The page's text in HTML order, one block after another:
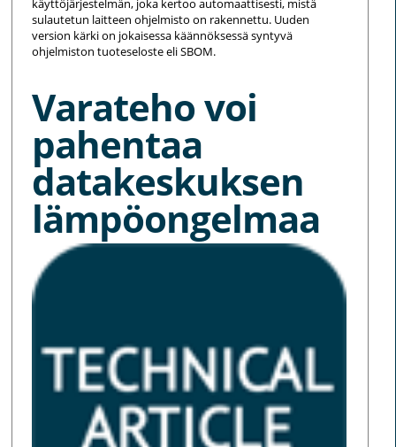
käyttöjärjestelmän, joka kertoo automaattisesti, mistä
sulautetun laitteen ohjelmisto on rakennettu. Uuden
version kärki on jokaisessa käännöksessä syntyvä
ohjelmiston tuoteseloste eli SBOM.
Varateho voi
pahentaa
datakeskuksen
lämpöongelmaa